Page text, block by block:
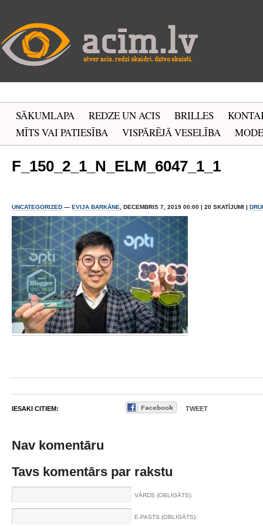
SĀKUMLAPA REDZE UN ACIS BRILLES
MĪTS VAI PATIESĪBA
VISPĀRĒJĀ VESELĪBA MODE
F_150_2_1_N_ELM_6047_1_1
UNCATEGORIZED — EVIJA BARKĀNE , DECEMBRIS 7, 2019 00:00 | 20 SKATĪJUMI |
IESAKI CITIEM: TWEET
Nav komentāru
Tavs komentārs par rakstu
VĀRDS (OBLIGĀTS):
E-PASTS (OBLIGĀTS):